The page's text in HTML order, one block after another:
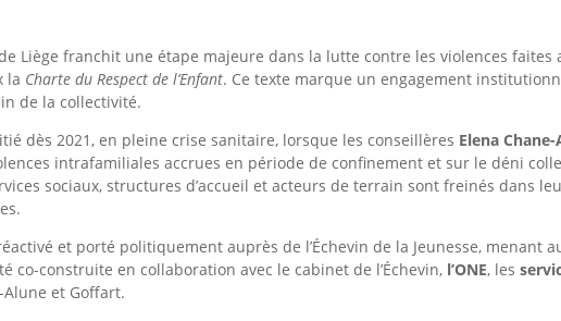
Liège franchit une étape majeure dans la lutte contre les violences
la Charte du Respect de l’Enfant. Ce texte marque un engagement
de la collectivité.
dès 2021, en pleine crise sanitaire, lorsque les conseillères Elena
intrafamiliales accrues en période de confinement et sur le déni
sociaux, structures d’accueil et acteurs de terrain sont freinés dans
et porté politiquement auprès de l’Échevin de la Jeunesse, menant
construite en collaboration avec le cabinet de l’Échevin, l’ONE, les
et Goffart.